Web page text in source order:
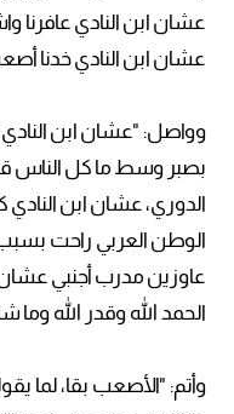
عشان ابن النادي
عشان ابن النادي خدنا
وواصل: "عشان ابن النادي
بصبر وسط ما كل الناس
الدوري، عشان ابن
الوطن العربي راحت بسبب
عاوزين مدرب أجنبي
الحمد الله وقدر الله وما
وأتم: "الأصعب بقا، لما